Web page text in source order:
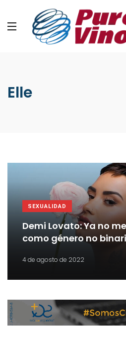
Elle
SEXUALIDAD
Demi Lovato: Ya no
como género no
4 de agosto de 2022